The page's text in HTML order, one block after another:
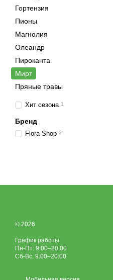
Гортензия
Пионы
Магнолия
Олеандр
Пироканта
Мирт
Пряные травы
Хит сезона 1
Бренд
Flora Shop 2
© 2026
График работы:
Пн-Пт: 9:00–20:00
Сб-Вс: 9:00–20:00